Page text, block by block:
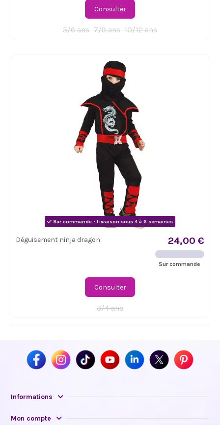
Consulter
5/6 ans 7/9 ans 10/12 ans
Sur commande - Livraison sous 4 à 6 semaines
Déguisement ninja dragon 24,00 €
Sur commande
Consulter
3/4 ans
Informations
Mon compte